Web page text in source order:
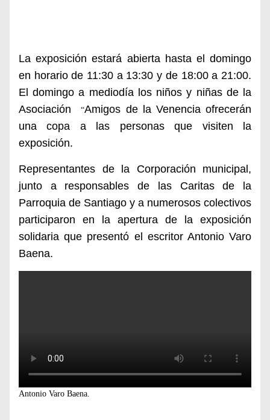
La exposición estará abierta hasta el domingo
en horario de 11:30 a 13:30 y de 18:00 a 21:00.
El domingo a mediodía los niños y niñas de la
Asociación“Amigos de la Venencia ofrecerán
una copa a las personas que visiten la
exposición.
Representantes de la Corporación municipal,
junto a responsables de las Caritas de la
Parroquia de Santiago y a numerosos colectivos
participaron en la apertura de la exposición
solidaria que presentó el escritor Antonio Varo
Baena.
Antonio Varo Baena.